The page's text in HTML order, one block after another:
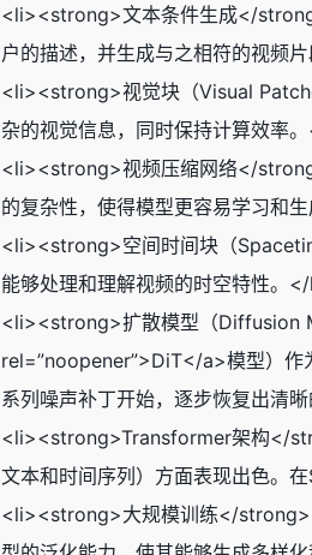
<li><strong>文本条件生成</
户的描述，并生成与之相符的视频
<li><strong>视觉块（Visual
杂的视觉信息，同时保持计算效率
<li><strong>视频压缩网络</
的复杂性，使得模型更容易学习和
<li><strong>空间时间块（
能够处理和理解视频的时空特性。
<li><strong>扩散模型（Diffusion
rel=”noopener”>DiT</a>模型）作
系列噪声补丁开始，逐步恢复出清
<li><strong>Transformer架构</
文本和时间序列）方面表现出色。
<li><strong>大规模训练</strong>